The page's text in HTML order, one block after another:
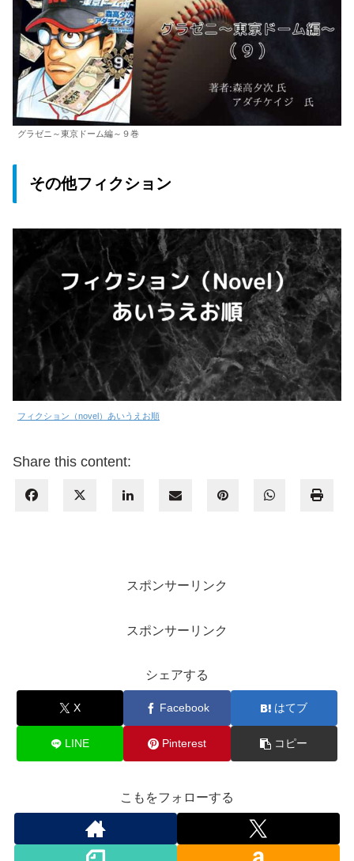
グラゼニ～東京ドーム編～９巻
その他フィクション
フィクション（novel）あいうえお順
Share this content:
スポンサーリンク
スポンサーリンク
シェアする
X Facebook はてブ
LINE Pinterest コピー
こもをフォローする